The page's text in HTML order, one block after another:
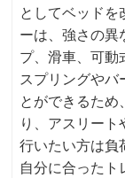
としてベッドを
ーは、強さの異
プ、滑車、可動
スプリングやバ
とができるため
り、アスリー
行いたい方は負
自分に合ったト